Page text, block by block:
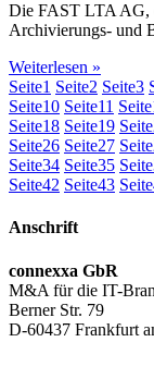
Die FAST LTA AG,
Archivierungs- und
Weiterlesen »
Seite1 Seite2 Seite3
Seite10 Seite11 Seite
Seite18 Seite19 Seite
Seite26 Seite27 Seite
Seite34 Seite35 Seite
Seite42 Seite43 Seite
Anschrift
connexxa GbR
M&A für die IT-
Berner Str. 79
D-60437 Frankfurt